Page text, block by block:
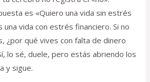
es «Quiero una vida sin estrés
vida con estrés financiero. Si no
¿por qué vives con falta de dinero
lo sé, duele, pero estás abriendo los
y sigue.